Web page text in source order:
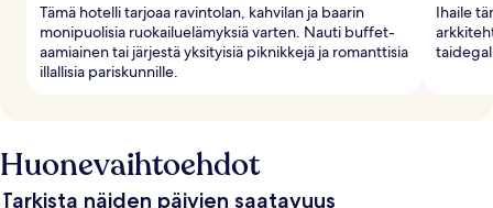
Tämä hotelli tarjoaa ravintolan, kahvilan ja baarin
monipuolisia ruokailuelämyksiä varten. Nauti buffet-
aamiainen tai järjestä yksityisiä piknikkejä ja romanttisia
illallisia pariskunnille.
Ihaile
Huonevaihtoehdot
Tarkista näiden päivien saatavuus